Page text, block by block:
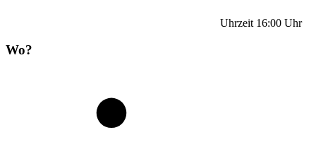
Uhrzeit 16:00 Uhr
Wo?